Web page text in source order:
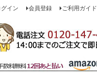
グイン 会員登録 ご利用ガイド